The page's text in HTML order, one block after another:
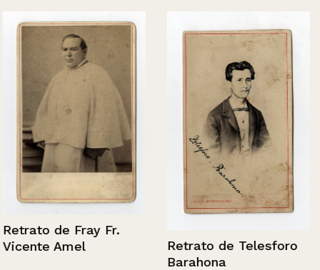
Retrato de Fray Fr.
Vicente Amel
Retrato de Telesforo
Barahona